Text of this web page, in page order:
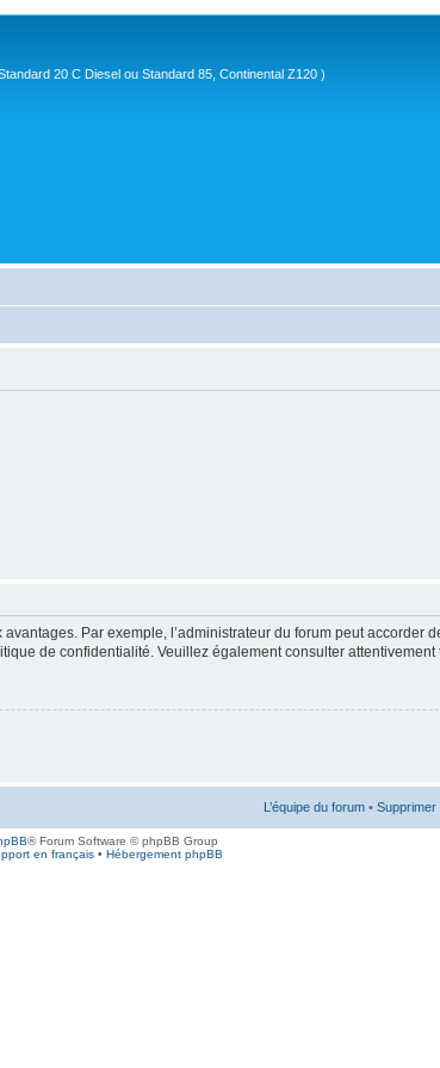
20 C Diesel ou Standard 85, Continental Z120 )
Par exemple, l’administrateur du forum peut accorder
de confidentialité. Veuillez également consulter
L’équipe du forum •
® Forum Software © phpBB Group
en français• Hébergement phpBB